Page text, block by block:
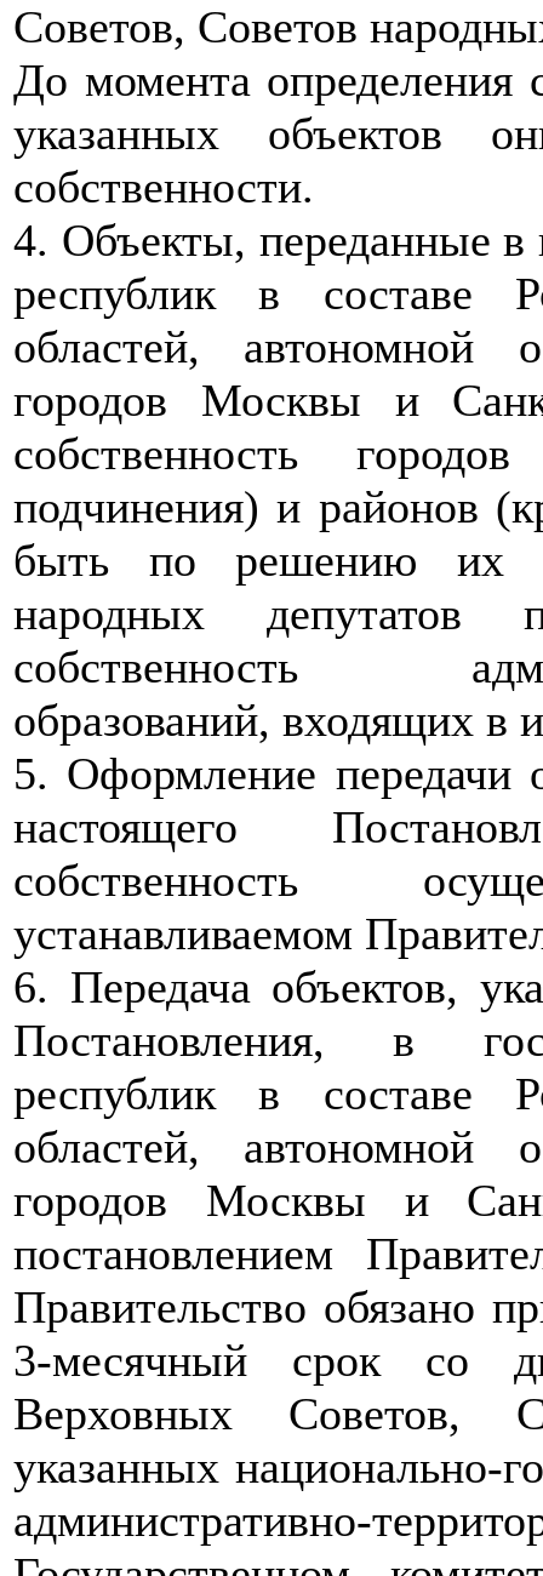
Советов, Советов
До момента определения
указанных объектов
собственности.
4. Объекты, переданные в
республик в составе
областей, автономной
городов Москвы и
собственность
подчинения) и районов
быть по решению их
народных депутатов
собственность
образований, входящих в
5. Оформление передачи
настоящего
собственность
устанавливаемом
6. Передача объектов,
Постановления, в
республик в составе
областей, автономной
городов Москвы и
постановлением
Правительство обязано
3-месячный срок со
Верховных Советов,
указанных национально-
административно-